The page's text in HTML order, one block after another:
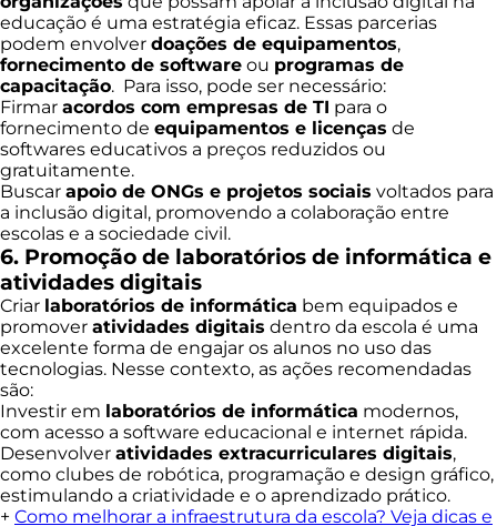
educação é uma estratégia eficaz. Essas parcerias
podem envolver doações de equipamentos,
fornecimento de software ou programas de
capacitação. Para isso, pode ser necessário:
Firmar acordos com empresas de TI para o
fornecimento de equipamentos e licenças de
softwares educativos a preços reduzidos ou
gratuitamente.
Buscar apoio de ONGs e projetos sociais voltados para
a inclusão digital, promovendo a colaboração entre
escolas e a sociedade civil.
6. Promoção de laboratórios de informática e
atividades digitais
Criar laboratórios de informática bem equipados e
promover atividades digitais dentro da escola é uma
excelente forma de engajar os alunos no uso das
tecnologias. Nesse contexto, as ações recomendadas
são:
Investir em laboratórios de informática modernos,
com acesso a software educacional e internet rápida.
Desenvolver atividades extracurriculares digitais,
como clubes de robótica, programação e design gráfico,
estimulando a criatividade e o aprendizado prático.
+ Como melhorar a infraestrutura da escola? Veja dicas e